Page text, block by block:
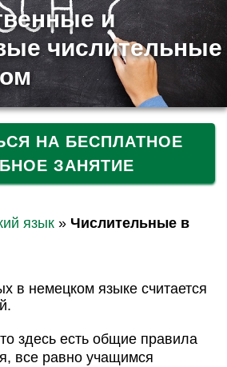
и
числительные
НА БЕСПЛАТНОЕ
ЗАНЯТИЕ
язык » Числительные в
в немецком языке считается
здесь есть общие правила
все равно учащимся